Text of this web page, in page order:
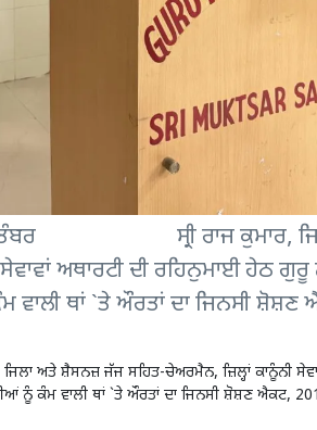
9 ਸਤੰਬਰ ਸ੍ਰੀ ਰਾਜ ਕੁਮਾਰ,
ਅਥਾਰਟੀ ਦੀ ਰਹਿਨੁਮਾਈ ਹੇਠ
ਥਾਂ `ਤੇ ਔਰਤਾਂ ਦਾ ਜਿਨਸੀ ਸ਼ੋਸ਼ਣ
ਜੱਜ ਸਹਿਤ-ਚੇਅਰਮੈਨ, ਜ਼ਿਲ੍ਹਾਂ ਕਾਨੂੰਨੀ ਸੇਵਾਵਾਂ
ਨੂੰ ਕੰਮ ਵਾਲੀ ਥਾਂ `ਤੇ ਔਰਤਾਂ ਦਾ ਜਿਨਸੀ ਸ਼ੋਸ਼ਣ ਐਕਟ,